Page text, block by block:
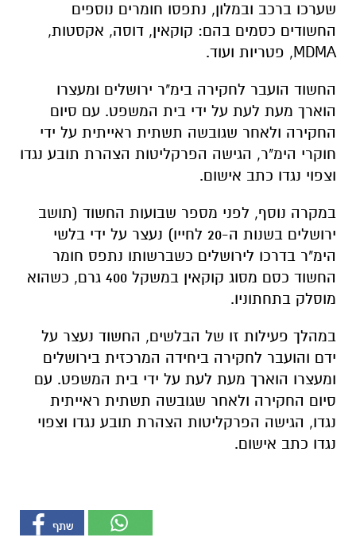
שערכו ברכב ובמלון, נתפסו חומרים נוספים
החשודים כסמים בהם: קוקאין, דוסה, אקסטות,
MDMA, פטריות ועוד.
החשוד הועבר לחקירה בימ"ר ירושלים ומעצרו
הוארך מעת לעת על ידי בית המשפט. עם סיום
החקירה ולאחר שגובשה תשתית ראייתית על ידי
חוקרי הימ"ר, הגישה הפרקליטות הצהרת תובע נגדו
וצפוי נגדו כתב אישום.
במקרה נוסף, לפני מספר שבועות החשוד (תושב
ירושלים בשנות ה-20 לחייו) נעצר על ידי בלשי
הימ"ר בדרכו לירושלים כשברשותו נתפס חומר
החשוד כסם מסוג קוקאין במשקל 400 גרם, כשהוא
מוסלק בתחתוניו.
במהלך פעילות זו של הבלשים, החשוד נעצר על
ידם והועבר לחקירה ביחידה המרכזית בירושלים
ומעצרו הוארך מעת לעת על ידי בית המשפט. עם
סיום החקירה ולאחר שגובשה תשתית ראייתית
נגדו, הגישה הפרקליטות הצהרת תובע נגדו וצפוי
נגדו כתב אישום.